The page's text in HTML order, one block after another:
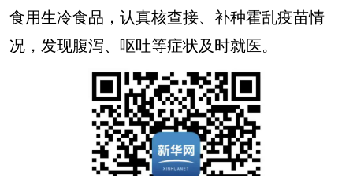
食用生冷食品，认真核查接、补种霍乱疫苗情
况，发现腹泻、呕吐等症状及时就医。